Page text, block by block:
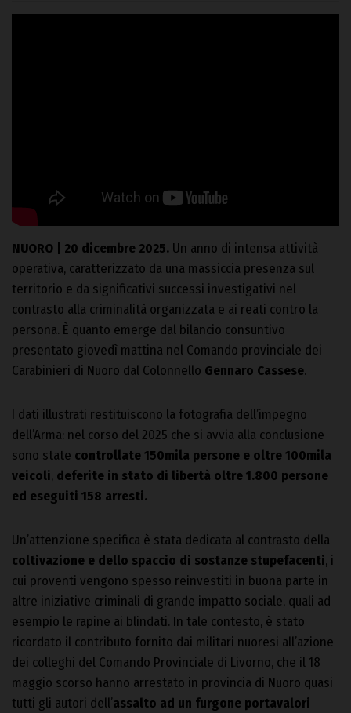
NUORO | 20 dicembre 2025. Un anno di intensa attività
operativa, caratterizzato da una massiccia presenza sul
territorio e da significativi successi investigativi nel
contrasto alla criminalità organizzata e ai reati contro la
persona. È quanto emerge dal bilancio consuntivo
presentato giovedì mattina nel Comando provinciale dei
Carabinieri di Nuoro dal Colonnello Gennaro Cassese.
I dati illustrati restituiscono la fotografia dell’impegno
dell’Arma: nel corso del 2025 che si avvia alla conclusione
sono state controllate 150mila persone e oltre 100mila
veicoli, deferite in stato di libertà oltre 1.800 persone
ed eseguiti 158 arresti.
Un’attenzione specifica è stata dedicata al contrasto della
coltivazione e dello spaccio di sostanze stupefacenti, i
cui proventi vengono spesso reinvestiti in buona parte in
altre iniziative criminali di grande impatto sociale, quali ad
esempio le rapine ai blindati. In tale contesto, è stato
ricordato il contributo fornito dai militari nuoresi all’azione
dei colleghi del Comando Provinciale di Livorno, che il 18
maggio scorso hanno arrestato in provincia di Nuoro quasi
tutti gli autori dell’assalto ad un furgone portavalori